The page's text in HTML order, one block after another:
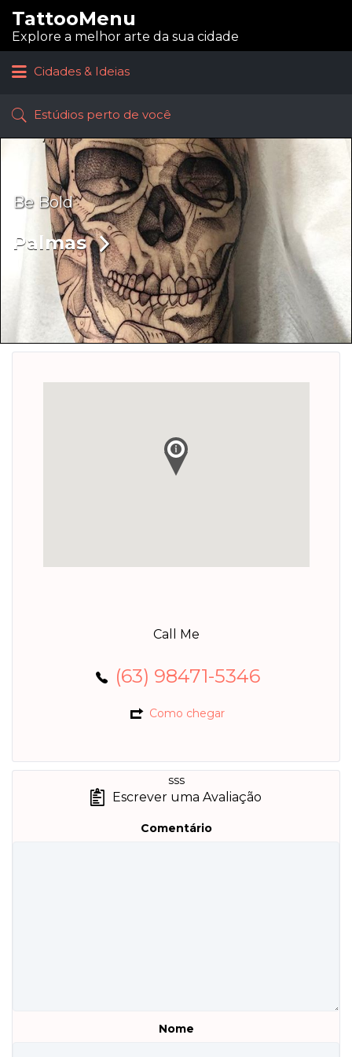
TattooMenu
Explore a melhor arte da sua cidade
Cidades & Ideias
Estúdios perto de você
Be Bold
Palmas
Call Me
(63) 98471-5346
Como chegar
sss
Escrever uma Avaliação
Comentário
Nome